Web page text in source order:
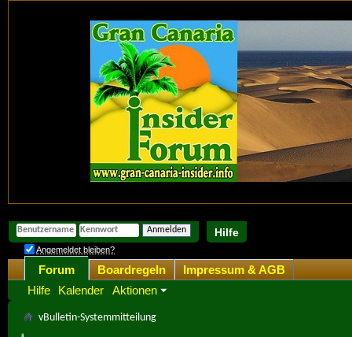
Hilfe
Angemeldet bleiben?
Forum
Hilfe
Kalender Aktionen
Boardregeln Impressum & AGB
vBulletin-Systemmitteilung